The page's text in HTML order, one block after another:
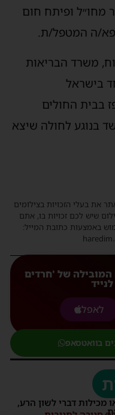
מחו״ל ופיתח חום
ה המטפל/ת.
משרד הבריאות
בישראל
בבית החולים
בנוגע לחולה שיצא
את בעלי הזכויות בצילומים
שיש לכם זכויות בו, אתם
באמצעות כתובת המייל:
המובילה של 'חרדים
לאפל
בוואטסאפ
מכילות דברי לשון הרע,